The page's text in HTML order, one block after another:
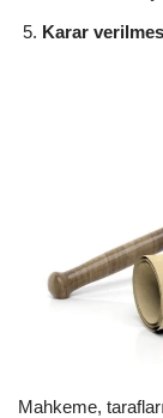
Karar
Mahkeme,